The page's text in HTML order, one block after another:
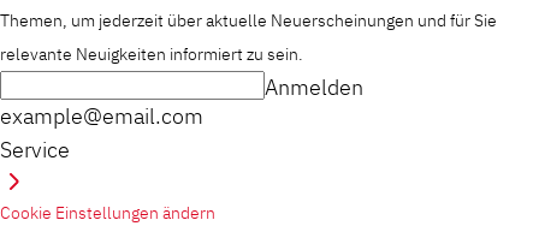
Themen, um jederzeit über aktuelle Neuerscheinungen und für Sie
relevante Neuigkeiten informiert zu sein.
example@email.com
Anmelden
Service
Cookie Einstellungen ändern